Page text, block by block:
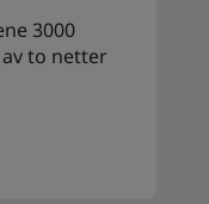
3000
to netter